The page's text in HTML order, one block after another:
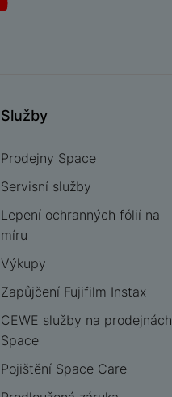
Služby
Prodejny Space
Servisní služby
Lepení ochranných fólií na
míru
Výkupy
Zapůjčení Fujifilm Instax
CEWE služby na prodejnách
Space
Pojištění Space Care